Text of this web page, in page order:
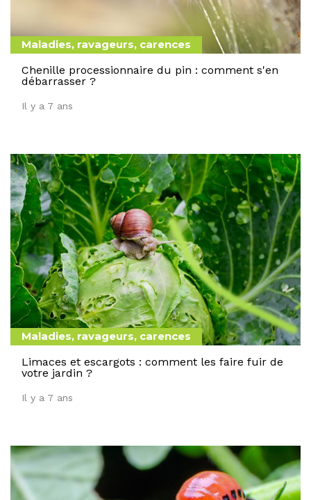
Maladies, ravageurs, carences
Chenille processionnaire du pin : comment s'en
débarrasser ?
Il y a 7 ans
Maladies, ravageurs, carences
Limaces et escargots : comment les faire fuir de
votre jardin ?
Il y a 7 ans